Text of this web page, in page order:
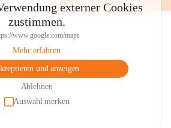
externer Cookies
zustimmen.
www.google.com/maps
Mehr erfahren
und anzeigen
Ablehnen
Auswahl merken